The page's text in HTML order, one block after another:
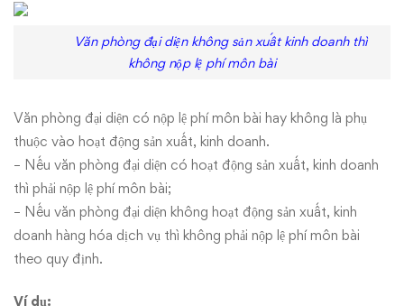
môn
với
văn
phòng
đại
diện
Văn phòng đại diện không sản xuất kinh doanh thì
không nộp lệ phí môn bài
Văn phòng đại diện có nộp lệ phí môn bài hay không là phụ
thuộc vào hoạt động sản xuất, kinh doanh.
– Nếu văn phòng đại diện có hoạt động sản xuất, kinh doanh
thì phải nộp lệ phí môn bài;
– Nếu văn phòng đại diện không hoạt động sản xuất, kinh
doanh hàng hóa dịch vụ thì không phải nộp lệ phí môn bài
theo quy định.
Ví dụ: